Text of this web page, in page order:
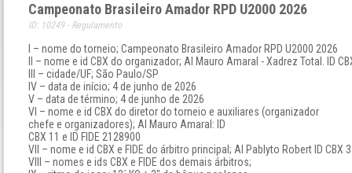
Campeonato Brasileiro Amador RPD U2000 2026
ID: 10249 - Regulamento
I – nome do torneio; Campeonato Brasileiro Amador RPD U2000 2026
II – nome e id CBX do organizador; AI Mauro Amaral - Xadrez Total. ID
III – cidade/UF; São Paulo/SP
IV – data de início; 4 de junho de 2026
V – data de término; 4 de junho de 2026
VI – nome e id CBX do diretor do torneio e auxiliares (organizador
chefe e organizadores); AI Mauro Amaral: ID
CBX 11 e ID FIDE 2128900
VII – nome e id CBX e FIDE do árbitro principal; AI Pablyto Robert ID CBX
VIII – nomes e ids CBX e FIDE dos demais árbitros;